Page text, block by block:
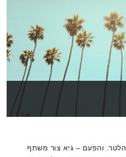
והפעם – גיא צור משתף